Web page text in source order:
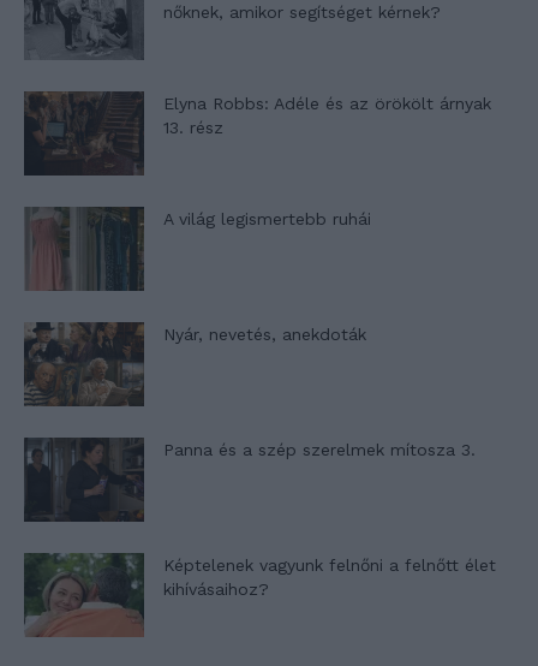
nőknek, amikor segítséget kérnek?
Elyna Robbs: Adéle és az örökölt árnyak
13. rész
A világ legismertebb ruhái
Nyár, nevetés, anekdoták
Panna és a szép szerelmek mítosza 3.
Képtelenek vagyunk felnőni a felnőtt élet
kihívásaihoz?